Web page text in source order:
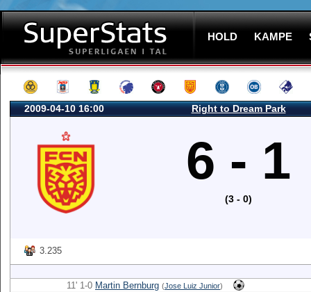
HOLD KAMPE
2009-04-10 16:00 Right to Dream Park
6 - 1
(3 - 0)
3.235
11' 1-0 Martin Bernburg (Jose Luiz Junior)